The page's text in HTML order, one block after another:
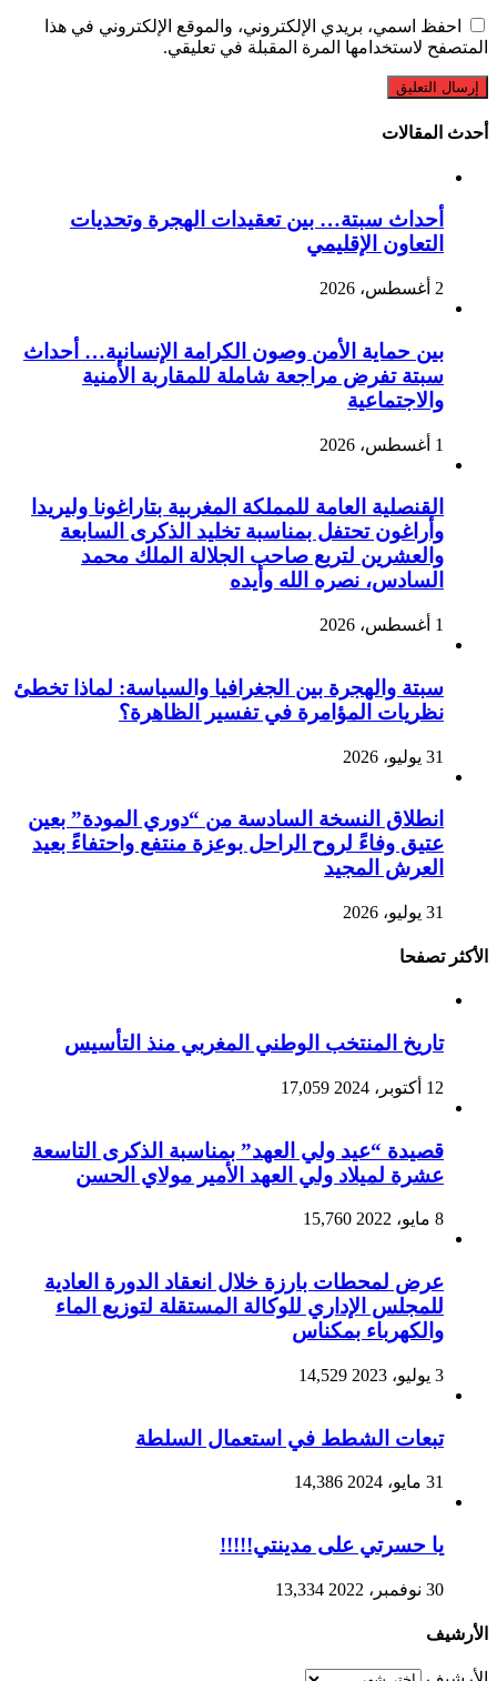
احفظ اسمي، بريدي الإلكتروني، والموقع الإلكتروني في هذا
المتصفح لاستخدامها المرة المقبلة في تعليقي.
أحدث المقالات
أحداث سبتة… بين تعقيدات الهجرة وتحديات
التعاون الإقليمي
2 أغسطس، 2026
بين حماية الأمن وصون الكرامة الإنسانية… أحداث
سبتة تفرض مراجعة شاملة للمقاربة الأمنية
والاجتماعية
1 أغسطس، 2026
القنصلية العامة للمملكة المغربية بتاراغونا وليريدا
وأراغون تحتفل بمناسبة تخليد الذكرى السابعة
والعشرين لتربع صاحب الجلالة الملك محمد
السادس، نصره الله وأيده
1 أغسطس، 2026
سبتة والهجرة بين الجغرافيا والسياسة: لماذا تخطئ
نظريات المؤامرة في تفسير الظاهرة؟
31 يوليو، 2026
انطلاق النسخة السادسة من “دوري المودة” بعين
عتيق وفاءً لروح الراحل بوعزة منتفع واحتفاءً بعيد
العرش المجيد
31 يوليو، 2026
الأكثر تصفحا
تاريخ المنتخب الوطني المغربي منذ التأسيس
12 أكتوبر، 2024 17,059
قصيدة “عيد ولي العهد” بمناسبة الذكرى التاسعة
عشرة لميلاد ولي العهد الأمير مولاي الحسن
8 مايو، 2022 15,760
عرض لمحطات بارزة خلال انعقاد الدورة العادية
للمجلس الإداري للوكالة المستقلة لتوزيع الماء
والكهرباء بمكناس
3 يوليو، 2023 14,529
تبعات الشطط في استعمال السلطة
31 مايو، 2024 14,386
يا حسرتي على مدينتي!!!!!
30 نوفمبر، 2022 13,334
الأرشيف